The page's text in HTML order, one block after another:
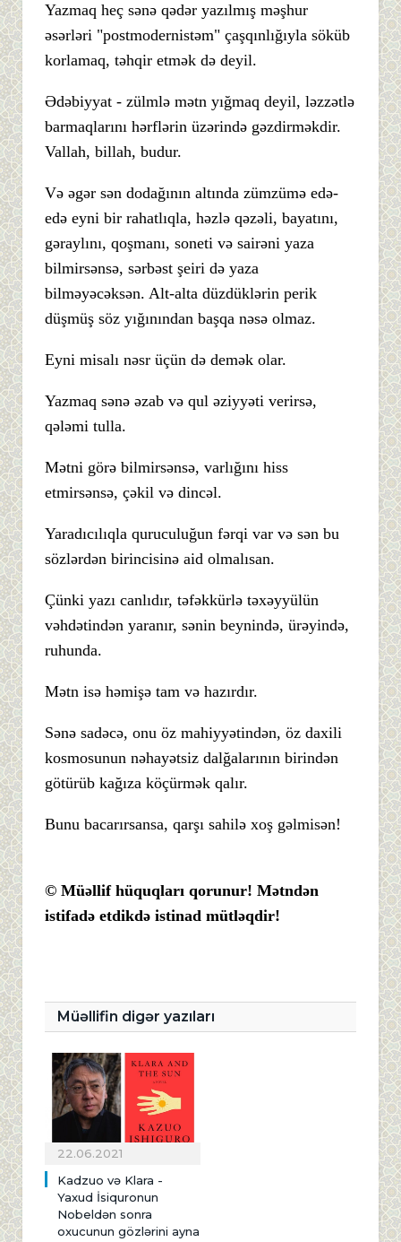
Yazmaq heç sənə qədər yazılmış məşhur
əsərləri "postmodernistəm" çaşqınlığıyla söküb
korlamaq, təhqir etmək də deyil.
Ədəbiyyat - zülmlə mətn yığmaq deyil, ləzzətlə
barmaqlarını hərflərin üzərində gəzdirməkdir.
Vallah, billah, budur.
Və əgər sən dodağının altında zümzümə edə-
edə eyni bir rahatlıqla, həzlə qəzəli, bayatını,
gəraylını, qoşmanı, soneti və sairəni yaza
bilmirsənsə, sərbəst şeiri də yaza
bilməyəcəksən. Alt-alta düzdüklərin perik
düşmüş söz yığınından başqa nəsə olmaz.
Eyni misalı nəsr üçün də demək olar.
Yazmaq sənə əzab və qul əziyyəti verirsə,
qələmi tulla.
Mətni görə bilmirsənsə, varlığını hiss
etmirsənsə, çəkil və dincəl.
Yaradıcılıqla quruculuğun fərqi var və sən bu
sözlərdən birincisinə aid olmalısan.
Çünki yazı canlıdır, təfəkkürlə təxəyyülün
vəhdətindən yaranır, sənin beynində, ürəyində,
ruhunda.
Mətn isə həmişə tam və hazırdır.
Sənə sadəcə, onu öz mahiyyətindən, öz daxili
kosmosunun nəhayətsiz dalğalarının birindən
götürüb kağıza köçürmək qalır.
Bunu bacarırsansa, qarşı sahilə xoş gəlmisən!
© Müəllif hüquqları qorunur! Mətndən
istifadə etdikdə istinad mütləqdir!
Müəllifin digər yazıları
22.06.2021
Kadzuo və Klara -
Yaxud İsiquronun
Nobeldən sonra
oxucunun gözlərini ayna